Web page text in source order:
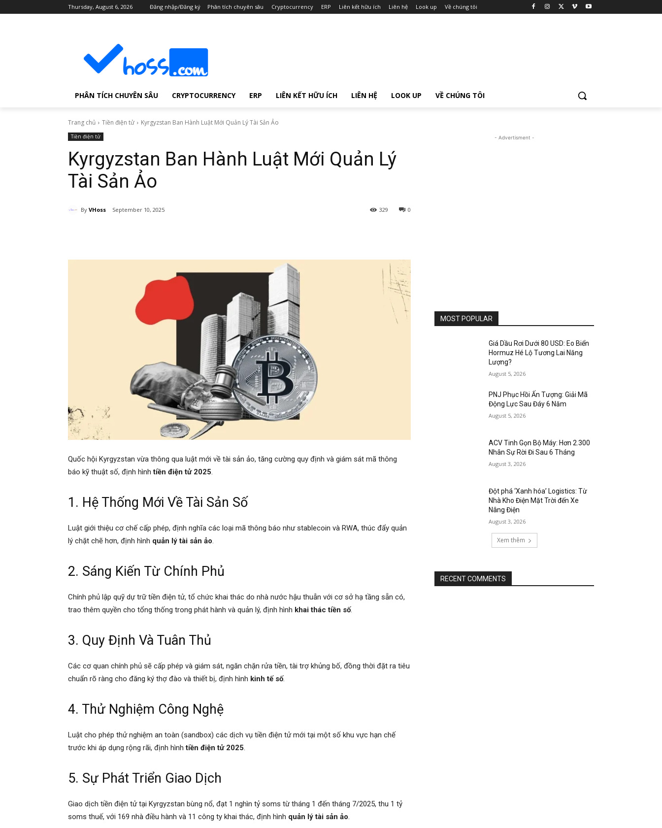
Thursday, August 6, 2026 Đăng nhập/Đăng ký Phân tích chuyên sâu Cryptocurrency ERP Liên kết hữu ích Liên hệ Look up Về chúng tôi
PHÂN TÍCH CHUYÊN SÂU CRYPTOCURRENCY ERP LIÊN KẾT HỮU ÍCH LIÊN HỆ LOOK UP VỀ CHÚNG TÔI
Trang chủ Tiền điện tử Kyrgyzstan Ban Hành Luật Mới Quản Lý Tài Sản Ảo
Tiền điện tử
Kyrgyzstan Ban Hành Luật Mới Quản Lý
Tài Sản Ảo
By VHoss September 10, 2025 0
329
Quốc hội Kyrgyzstan vừa thông qua luật mới về tài sản ảo, tăng cường quy định và giám sát mã thông
báo kỹ thuật số, định hìnhtiền điện tử 2025.
1. Hệ Thống Mới Về Tài Sản Số
Luật giới thiệu cơ chế cấp phép, định nghĩa các loại mã thông báo như stablecoin và RWA, thúc đẩy quản
lý chặt chẽ hơn, định hình quản lý tài sản ảo.
2. Sáng Kiến Từ Chính Phủ
Chính phủ lập quỹ dự trữ tiền điện tử, tổ chức khai thác do nhà nước hậu thuẫn với cơ sở hạ tầng sẵn có,
trao thêm quyền cho tổng thống trong phát hành và quản lý, định hình khai thác tiền số.
3. Quy Định Và Tuân Thủ
Các cơ quan chính phủ sẽ cấp phép và giám sát, ngăn chặn rửa tiền, tài trợ khủng bố, đồng thời đặt ra tiêu
chuẩn rõ ràng cho đăng ký thợ đào và thiết bị, định hình kinh tế số.
4. Thử Nghiệm Công Nghệ
Luật cho phép thử nghiệm an toàn (sandbox) các dịch vụ tiền điện tử mới tại một số khu vực hạn chế
trước khi áp dụng rộng rãi, định hìnhtiền điện tử 2025.
5. Sự Phát Triển Giao Dịch
Giao dịch tiền điện tử tại Kyrgyzstan bùng nổ, đạt 1 nghìn tỷ soms từ tháng 1 đến tháng 7/2025, thu 1 tỷ
soms thuế, với 169 nhà điều hành và 11 công ty khai thác, định hình quản lý tài sản ảo.
- Advertisment -
MOST POPULAR
Giá Dầu Rơi Dưới 80 USD: Eo Biển
Hormuz Hé Lộ Tương Lai Năng
Lượng?
August 5, 2026
PNJ Phục Hồi Ấn Tượng: Giải Mã
Động Lực Sau Đáy 6 Năm
August 5, 2026
ACV Tinh Gọn Bộ Máy: Hơn 2.300
Nhân Sự Rời Đi Sau 6 Tháng
August 3, 2026
Đột phá ‘Xanh hóa’ Logistics: Từ
Nhà Kho Điện Mặt Trời đến Xe
Nâng Điện
August 3, 2026
Xem thêm
RECENT COMMENTS